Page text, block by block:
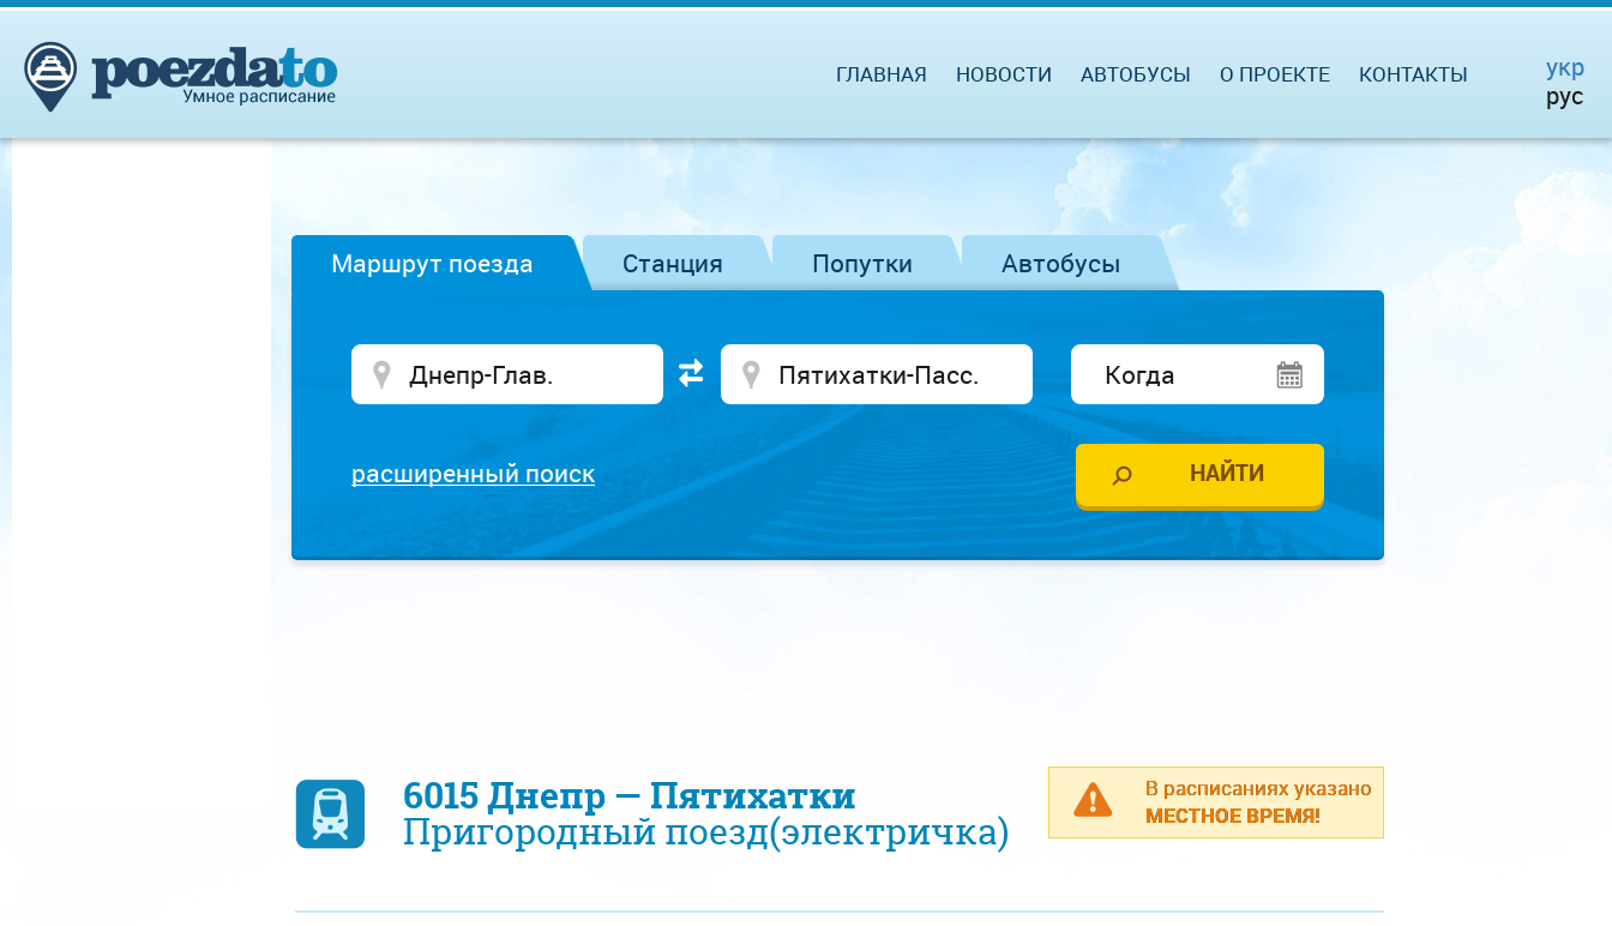
ГЛАВНАЯ НОВОСТИ АВТОБУСЫ О ПРОЕКТЕ КОНТАКТЫ
укр
рус
Маршрут поезда Станция Попутки Автобусы
расширенный поиск
В расписаниях указано
МЕСТНОЕ ВРЕМЯ!
6015 Днепр — Пятихатки
Пригородный поезд(электричка)